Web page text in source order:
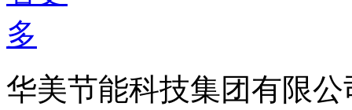
华美节能科技集团有限公